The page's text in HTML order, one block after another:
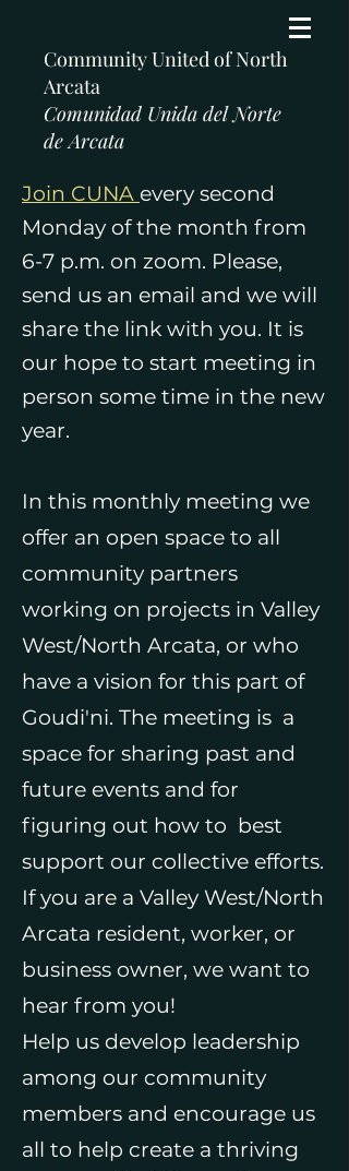
Community United of North
Arcata
Comunidad Unida del Norte
de Arcata
Join CUNA every second
Monday of the month from
6-7 p.m. on zoom. Please,
send us an email and we will
share the link with you. It is
our hope to start meeting in
person some time in the new
year.
In this monthly meeting we
offer an open space to all
community partners
working on projects in Valley
West/North Arcata, or who
have a vision for this part of
Goudi'ni. The meeting is a
space for sharing past and
future events and for
figuring out how to best
support our collective efforts.
If you are a Valley West/North
Arcata resident, worker, or
business owner, we want to
hear from you!
Help us develop leadership
among our community
members and encourage us
all to help create a thriving